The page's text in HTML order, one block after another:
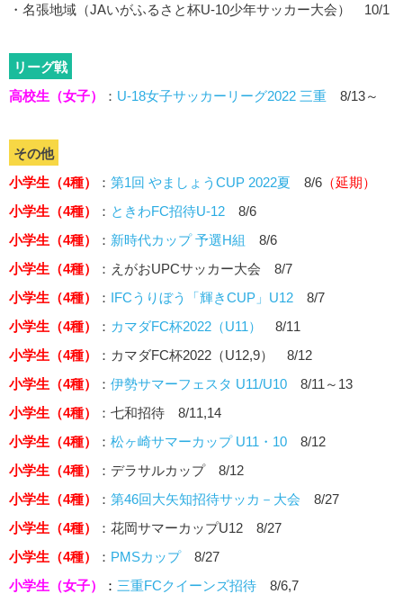
・名張地域（JAいがふるさと杯U-10少年サッカー大会） 10/1
リーグ戦
高校生（女子）
： U-18女子サッカーリーグ2022 三重 8/13～
その他
小学生（4種）
： 第1回 やましょうCUP 2022夏 8/6 （延期）
小学生（4種）
： ときわFC招待U-12 8/6
小学生（4種）
： 新時代カップ 予選H組
8/6
小学生（4種）
：えがおUPCサッカー大会 8/7
小学生（4種）
： IFCうりぼう「輝きCUP」U12 8/7
小学生（4種）
： カマダFC杯2022（U11）
8/11
小学生（4種）
：カマダFC杯2022（U12,9） 8/12
小学生（4種）
： 伊勢サマーフェスタ U11/U10 8/11～13
小学生（4種）
：七和招待 8/11,14
小学生（4種）
： 松ヶ崎サマーカップ U11・10 8/12
小学生（4種）
：デラサルカップ 8/12
小学生（4種）
： 第46回大矢知招待サッカ－大会 8/27
小学生（4種）
：花岡サマーカップU12 8/27
小学生（4種）
： PMSカップ8/27
小学生（女子）
： 三重FCクイーンズ招待 8/6,7